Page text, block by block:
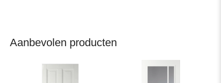
Aanbevolen producten